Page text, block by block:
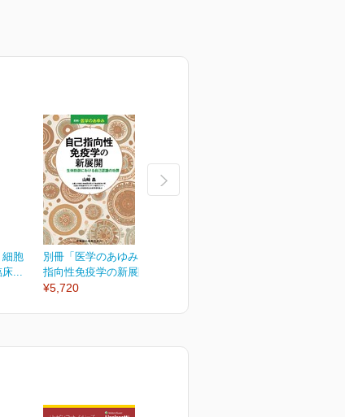
細胞
...
別冊「医学のあゆみ」自己
指向性免疫学の新展開...
¥5,720